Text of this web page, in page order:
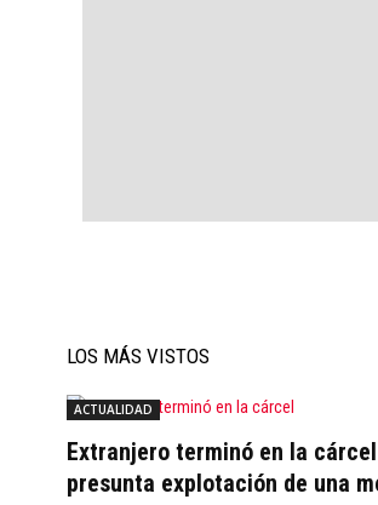
LOS MÁS VISTOS
ACTUALIDAD
Extranjero terminó en la
presunta explotación de una